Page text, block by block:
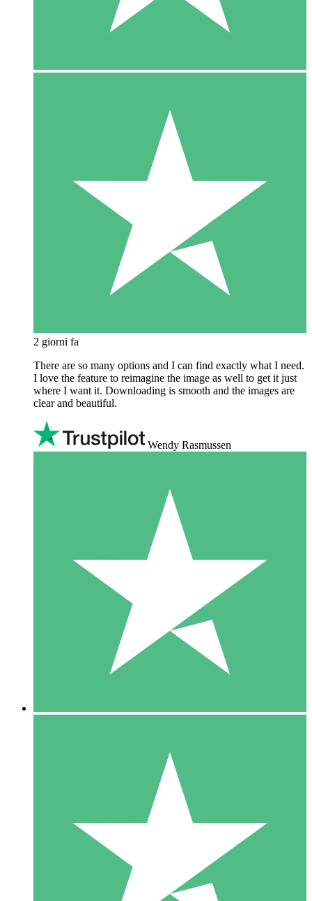
2 giorni fa
There are so many options and I can find exactly what I need.
I love the feature to reimagine the image as well to get it just
where I want it. Downloading is smooth and the images are
clear and beautiful.
Wendy Rasmussen